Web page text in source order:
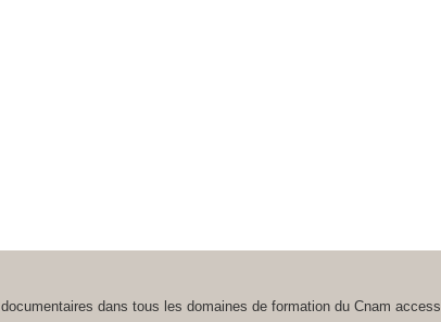
dans tous les domaines de formation du Cnam